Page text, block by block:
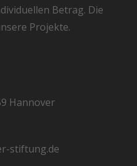
Betrag. Die
Projekte.
Hannover
stiftung.de